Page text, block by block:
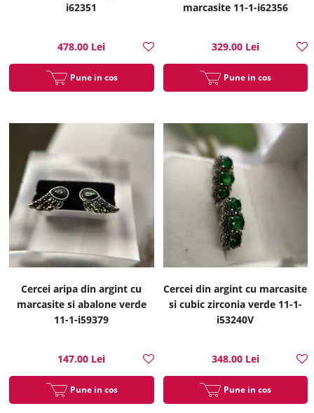
i62351
478.00 Lei
Pune in cos
marcasite 11-1-i62356
329.00 Lei
Pune in cos
Cercei aripa din argint cu
marcasite si abalone verde
11-1-i59379
147.00 Lei
Pune in cos
Cercei din argint cu marcasite
si cubic zirconia verde 11-1-
i53240V
348.00 Lei
Pune in cos